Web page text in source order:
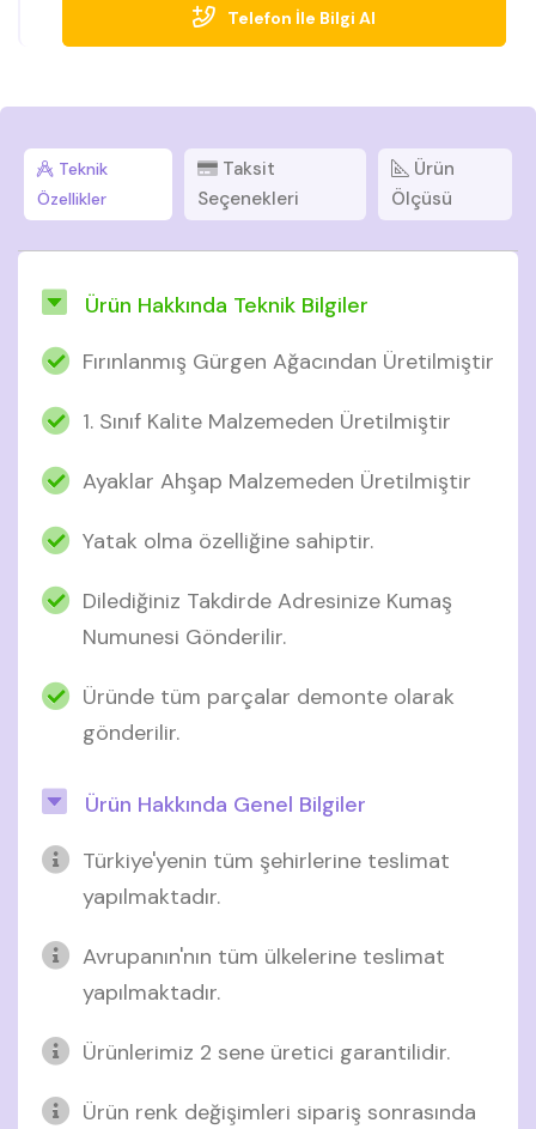
Telefon İle Bilgi Al
Teknik
Özellikler
Taksit
Seçenekleri
Ürün
Ölçüsü
Ürün Hakkında Teknik Bilgiler
Fırınlanmış Gürgen Ağacından Üretilmiştir
1. Sınıf Kalite Malzemeden Üretilmiştir
Ayaklar Ahşap Malzemeden Üretilmiştir
Yatak olma özelliğine sahiptir.
Dilediğiniz Takdirde Adresinize Kumaş
Numunesi Gönderilir.
Üründe tüm parçalar demonte olarak
gönderilir.
Ürün Hakkında Genel Bilgiler
Türkiye'yenin tüm şehirlerine teslimat
yapılmaktadır.
Avrupanın'nın tüm ülkelerine teslimat
yapılmaktadır.
Ürünlerimiz 2 sene üretici garantilidir.
Ürün renk değişimleri sipariş sonrasında